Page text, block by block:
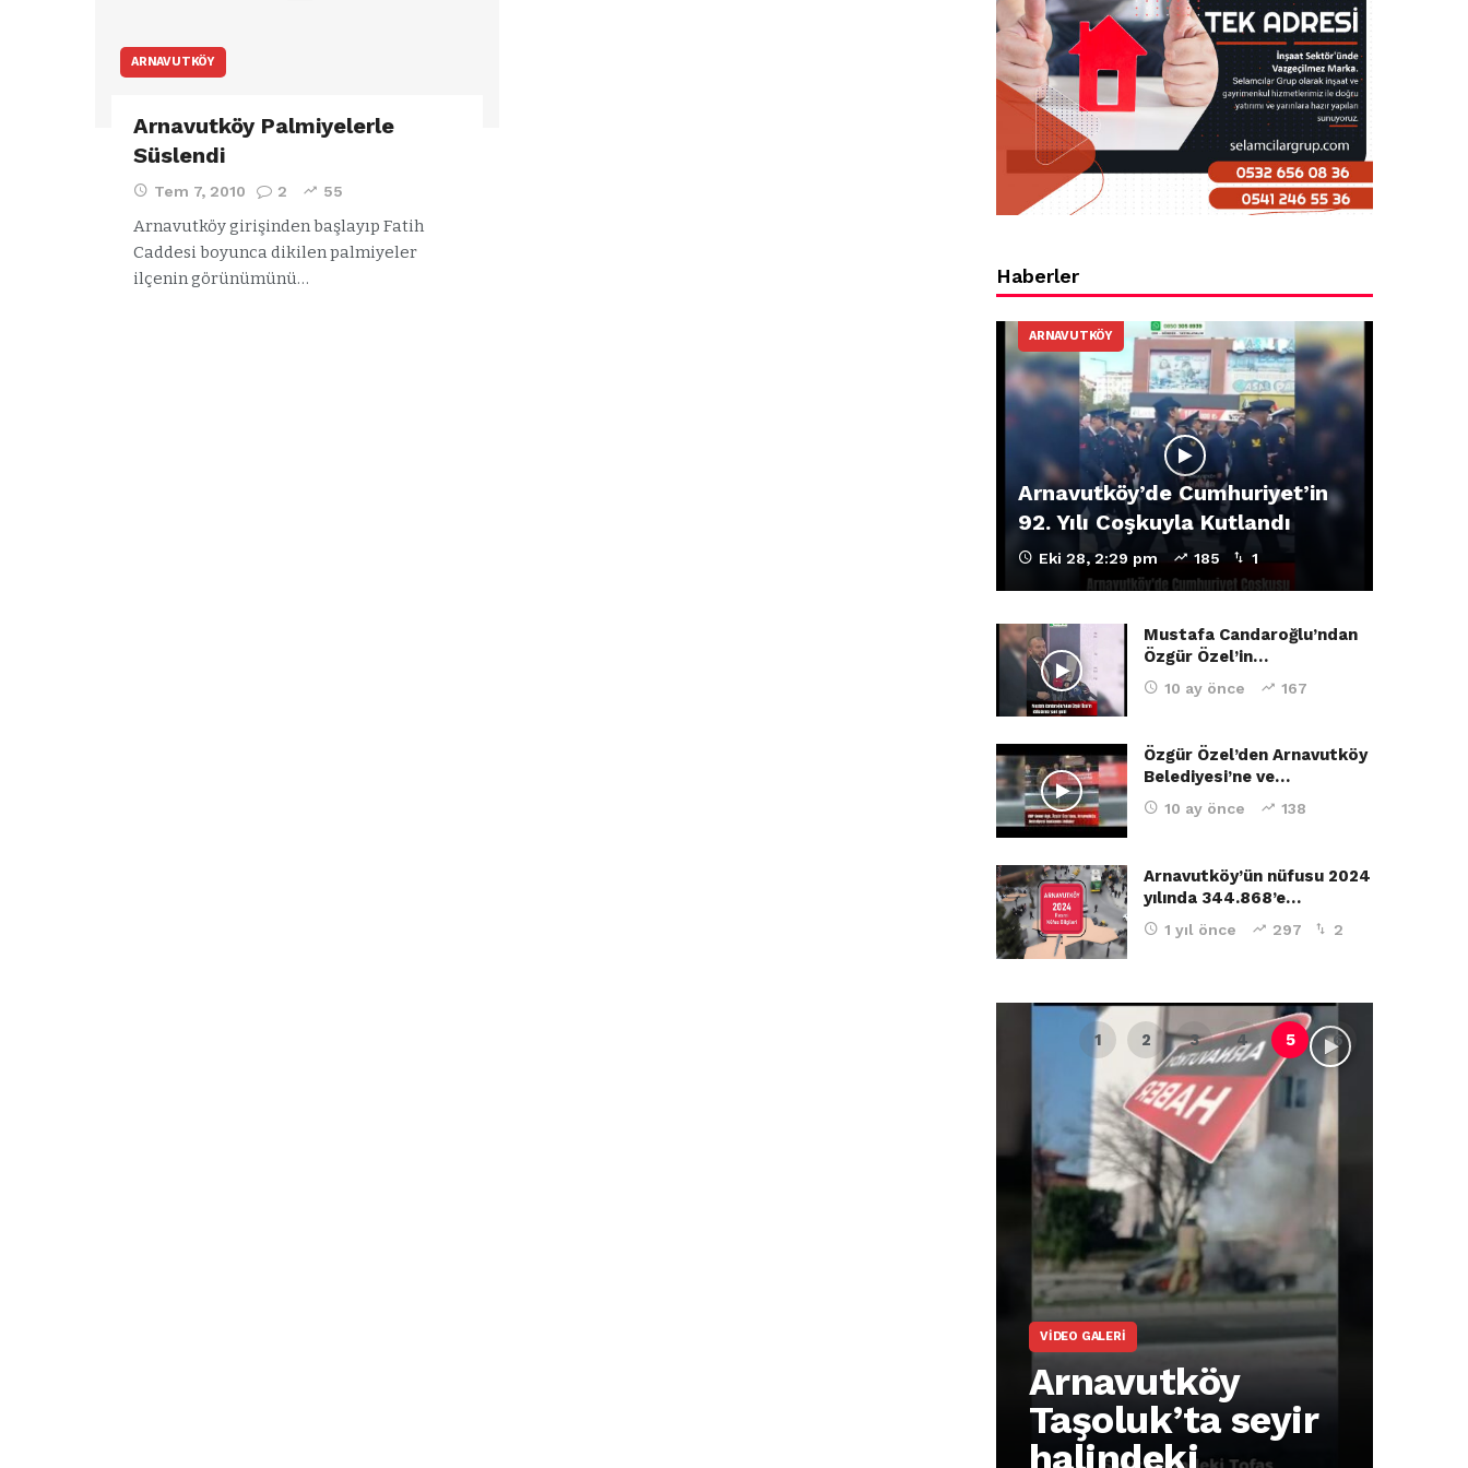
ARNAVUTKÖY
Arnavutköy Palmiyelerle
Süslendi
Tem 7, 2010 2 55
Arnavutköy girişinden başlayıp Fatih
Caddesi boyunca dikilen palmiyeler
ilçenin görünümünü…
Haberler
ARNAVUTKÖY
Arnavutköy’de Cumhuriyet’in
92. Yılı Coşkuyla Kutlandı
Eki 28, 2:29 pm 185 1
Mustafa Candaroğlu’ndan
Özgür Özel’in…
10 ay önce 167
Özgür Özel’den Arnavutköy
Belediyesi’ne ve…
10 ay önce 138
Arnavutköy’ün nüfusu 2024
yılında 344.868’e…
1 yıl önce 297 2
VIDEO GALERI
Arnavutköy
Taşoluk’ta seyir
halindeki